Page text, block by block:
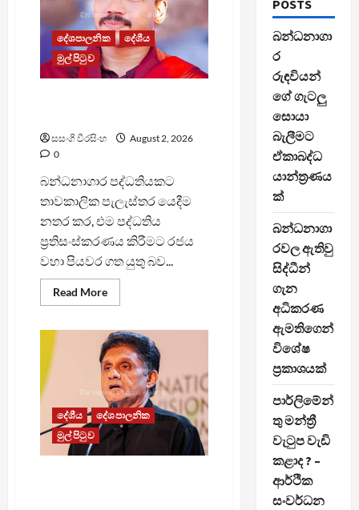
දේශපාලනික
දේශීය
මුල් පිටුව
සසංගි වීරසිංහ
August 2, 2026
0
බන්ධනාගාර පද්ධතියකට
තාවකාලික පැලැස්තර යෙදීම
නතර කර, එම පද්ධතිය
ප්‍රතිසංස්කරණය කිරීමට රජය
වහා පියවර ගත යුතු බව...
Read MoreRead
more
පද්ධතියේ
ගැටලු
ගැන
නාමල්ගෙන්
X
සටහනක්
දේශීය
දේශපාලනික
මුල් පිටුව
POSTS
බන්ධනාගා
ර
රුඳවියන්
ගේ ගැටලු
සොයා
බැලීමට
ඒකාබද්ධ
යාන්ත්‍රණය
ක්
බන්ධනාගා
රවල ඇතිවු
සිද්ධීන්
ගැන
අධිකරණ
ඇමතිගෙන්
විශේෂ
ප්‍රකාශයක්
පාර්ලිමේන්
තු මන්ත්‍රී
වැටුප වැඩි
කළාද ? –
ආර්ථික
සංවර්ධන